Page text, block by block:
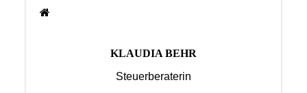
KLAUDIA BEHR
Steuerberaterin